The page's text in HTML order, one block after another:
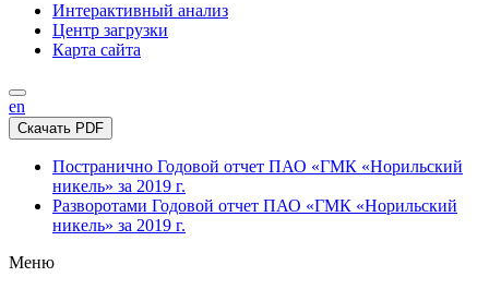
Интерактивный анализ
Центр загрузки
Карта сайта
en
Скачать PDF
Постранично Годовой отчет ПАО «ГМК «Норильский
никель» за 2019 г.
Разворотами Годовой отчет ПАО «ГМК «Норильский
никель» за 2019 г.
Меню